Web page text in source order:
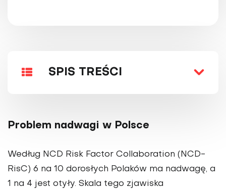
SPIS TREŚCI
Problem nadwagi w Polsce
Według NCD Risk Factor Collaboration (NCD-
RisC) 6 na 10 dorosłych Polaków ma nadwagę, a
1 na 4 jest otyły. Skala tego zjawiska